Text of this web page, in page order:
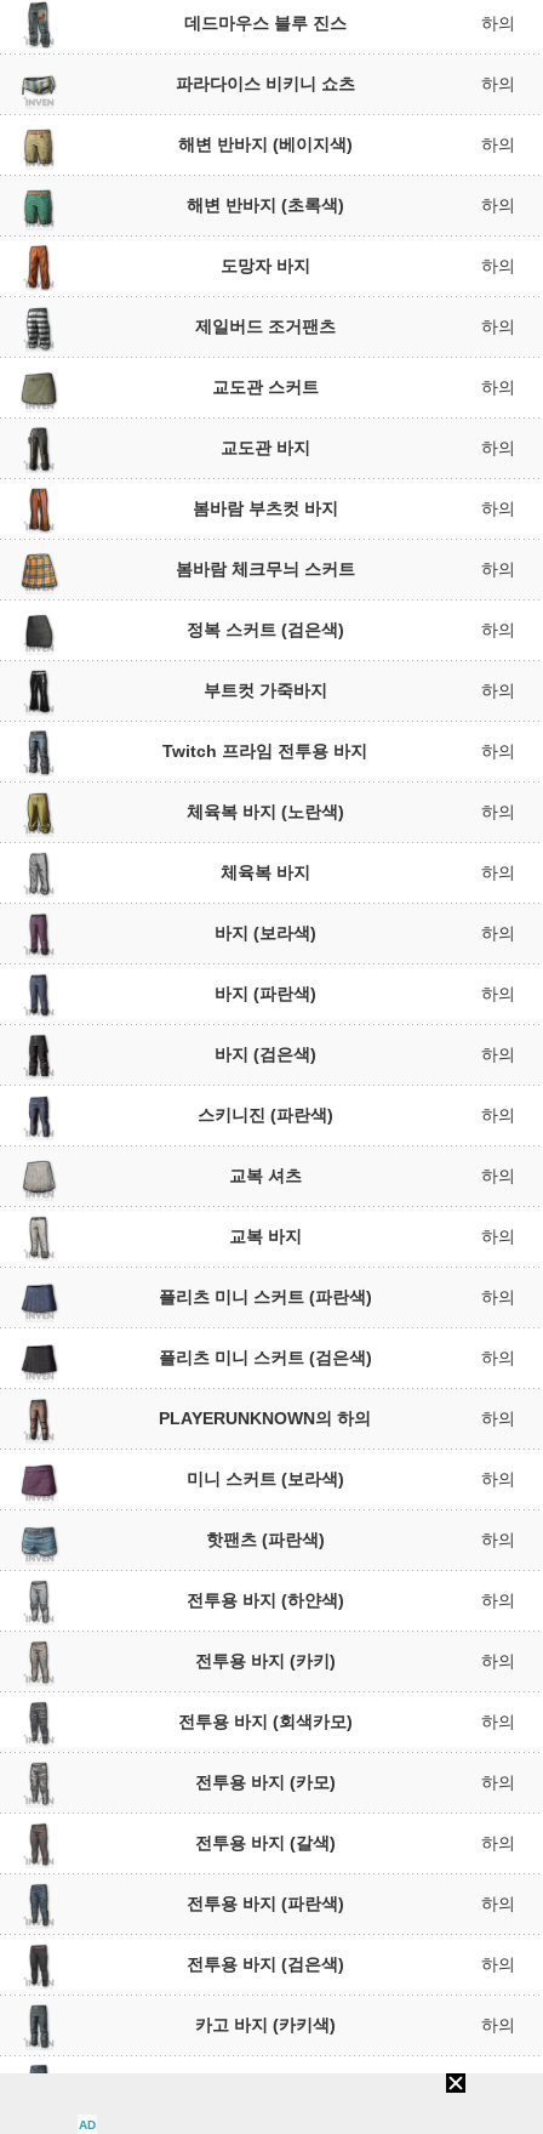
데드마우스 블루 진스 하의
파라다이스 비키니 쇼츠 하의
해변 반바지 (베이지색) 하의
해변 반바지 (초록색) 하의
도망자 바지 하의
제일버드 조거팬츠 하의
교도관 스커트 하의
교도관 바지 하의
봄바람 부츠컷 바지 하의
봄바람 체크무늬 스커트 하의
정복 스커트 (검은색) 하의
부트컷 가죽바지 하의
Twitch 프라임 전투용 바지 하의
체육복 바지 (노란색) 하의
체육복 바지 하의
바지 (보라색) 하의
바지 (파란색) 하의
바지 (검은색) 하의
스키니진 (파란색) 하의
교복 셔츠 하의
교복 바지 하의
플리츠 미니 스커트 (파란색) 하의
플리츠 미니 스커트 (검은색) 하의
PLAYERUNKNOWN의 하의 하의
미니 스커트 (보라색) 하의
핫팬츠 (파란색) 하의
전투용 바지 (하얀색) 하의
전투용 바지 (카키) 하의
전투용 바지 (회색카모) 하의
전투용 바지 (카모) 하의
전투용 바지 (갈색) 하의
전투용 바지 (파란색) 하의
전투용 바지 (검은색) 하의
카고 바지 (카키색) 하의
AD